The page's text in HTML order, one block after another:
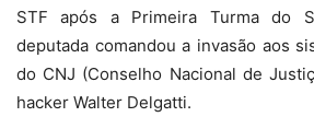
STF após a Primeira Turma do
deputada comandou a invasão aos
do CNJ (Conselho Nacional de
hacker Walter Delgatti.